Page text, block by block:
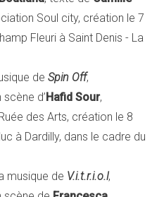
Soul city, création le 7
Fleuri à Saint Denis - La
de Spin Off,
d’Hafid Sour,
des Arts, création le 8
à Dardilly, dans le cadre du
musique de V.i.t.r.i.o.l,